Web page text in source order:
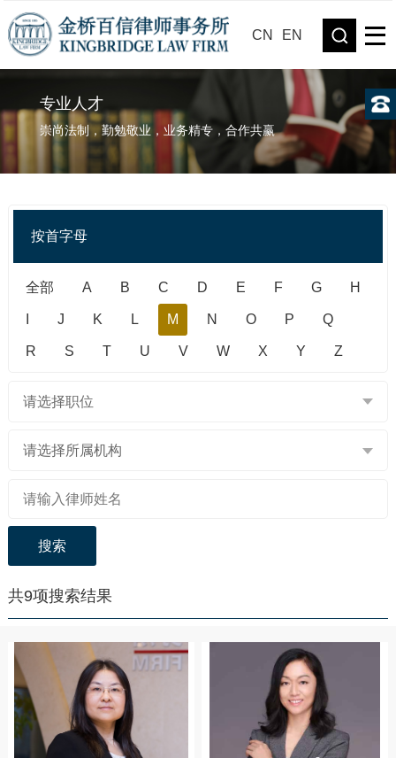
CN EN
专业人才
崇尚法制，勤勉敬业，业务精专，合作共赢
按首字母
全部 A B C D E F G H
J K L M N O P Q
R S T U V W X Y Z
请选择职位
请选择所属机构
搜索
共9项搜索结果